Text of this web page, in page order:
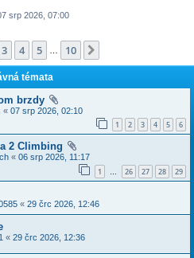
srp 2026, 07:00
z 10
3 4 5 10
témata
brzdy
« 07 srp 2026, 02:10
1 2 3 4 5 6
2 Climbing
« 06 srp 2026, 11:17
1 … 26 27 28 29
« 29 črc 2026, 12:46
« 29 črc 2026, 12:36